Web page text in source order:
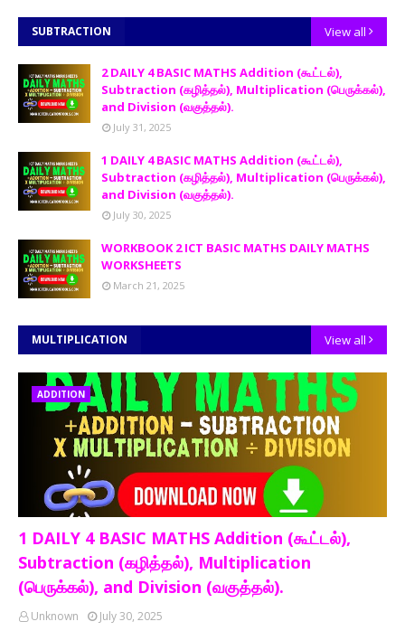
SUBTRACTION View all
2 DAILY 4 BASIC MATHS Addition (கூட்டல்),
Subtraction (கழித்தல்), Multiplication (பெருக்கல்),
and Division (வகுத்தல்).
July 31, 2025
1 DAILY 4 BASIC MATHS Addition (கூட்டல்),
Subtraction (கழித்தல்), Multiplication (பெருக்கல்),
and Division (வகுத்தல்).
July 30, 2025
WORKBOOK 2 ICT BASIC MATHS DAILY MATHS
WORKSHEETS
March 21, 2025
MULTIPLICATION View all
ADDITION
1 DAILY 4 BASIC MATHS Addition (கூட்டல்),
Subtraction (கழித்தல்), Multiplication
(பெருக்கல்), and Division (வகுத்தல்).
Unknown
July 30, 2025